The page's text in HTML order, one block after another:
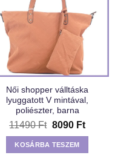
Női shopper válltáska
lyuggatott V mintával,
poliészter, barna
11490Ft Original
price
was:
11490 Ft.
8090 Ft
price
8090
KOSÁRBA TESZEM